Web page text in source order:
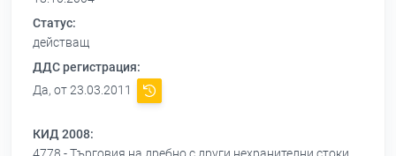
Статус:
действащ
ДДС регистрация:
Да, от 23.03.2011
КИД 2008: